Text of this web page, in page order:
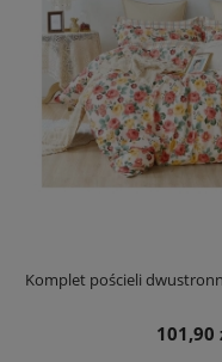
Komplet pościeli
101,90